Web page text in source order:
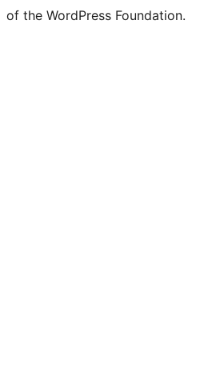
of the WordPress Foundation.